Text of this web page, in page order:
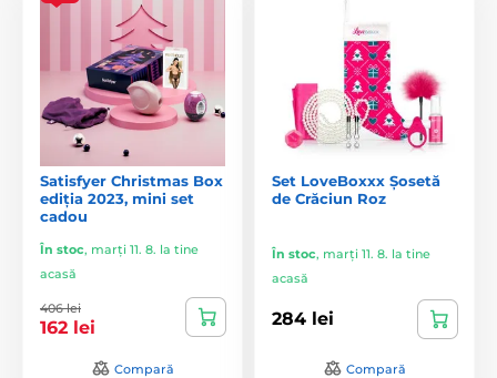
Satisfyer Christmas Box
ediția 2023, mini set
cadou
În stoc, marți 11. 8. la tine
acasă
406 lei
162 lei
Compară
Set LoveBoxxx Șosetă
de Crăciun Roz
În stoc, marți 11. 8. la tine
acasă
284 lei
Compară